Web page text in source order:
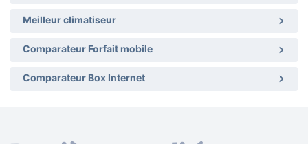
Meilleur climatiseur
Comparateur Forfait mobile
Comparateur Box Internet